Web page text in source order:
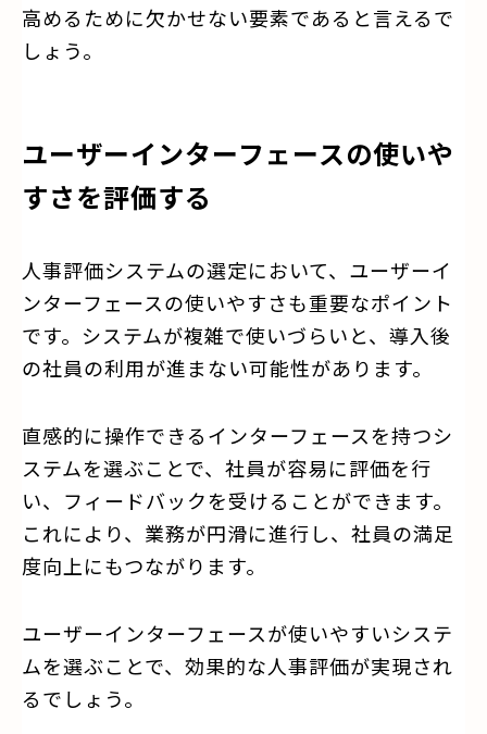
高めるために欠かせない要素であると言えるで
しょう。
ユーザーインターフェースの使いや
すさを評価する
人事評価システムの選定において、ユーザーイ
ンターフェースの使いやすさも重要なポイント
です。システムが複雑で使いづらいと、導入後
の社員の利用が進まない可能性があります。
直感的に操作できるインターフェースを持つシ
ステムを選ぶことで、社員が容易に評価を行
い、フィードバックを受けることができます。
これにより、業務が円滑に進行し、社員の満足
度向上にもつながります。
ユーザーインターフェースが使いやすいシステ
ムを選ぶことで、効果的な人事評価が実現され
るでしょう。